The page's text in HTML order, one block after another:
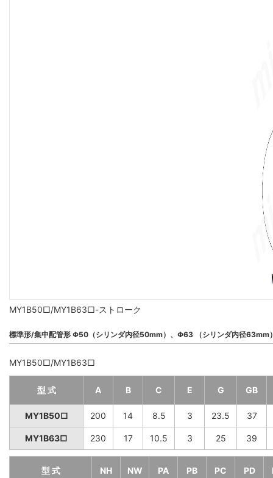
MY1B50□/MY1B63□-ストローク
標準形/集中配管形 Φ50（シリンダ内径50mm）、Φ63 （シリンダ内径63mm
MY1B50□/MY1B63□
型 式 A B C E G GB
MY1B50□ 200 14 8.5 3 23.5 37
MY1B63□ 230 17 10.5 3 25 39
型 式 NH NW PA PB PC PD